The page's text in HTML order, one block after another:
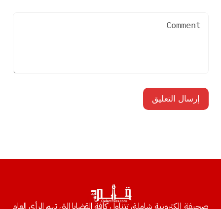
صحيفة إلكترونية شاملة، تتناول كافة القضايا التي تهم الرأي العام